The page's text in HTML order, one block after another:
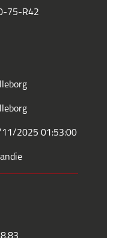
75-R42
2025 01:53:00